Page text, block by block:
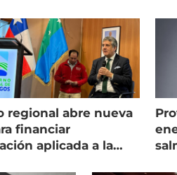
regional abre nueva
financiar
aplicada a la